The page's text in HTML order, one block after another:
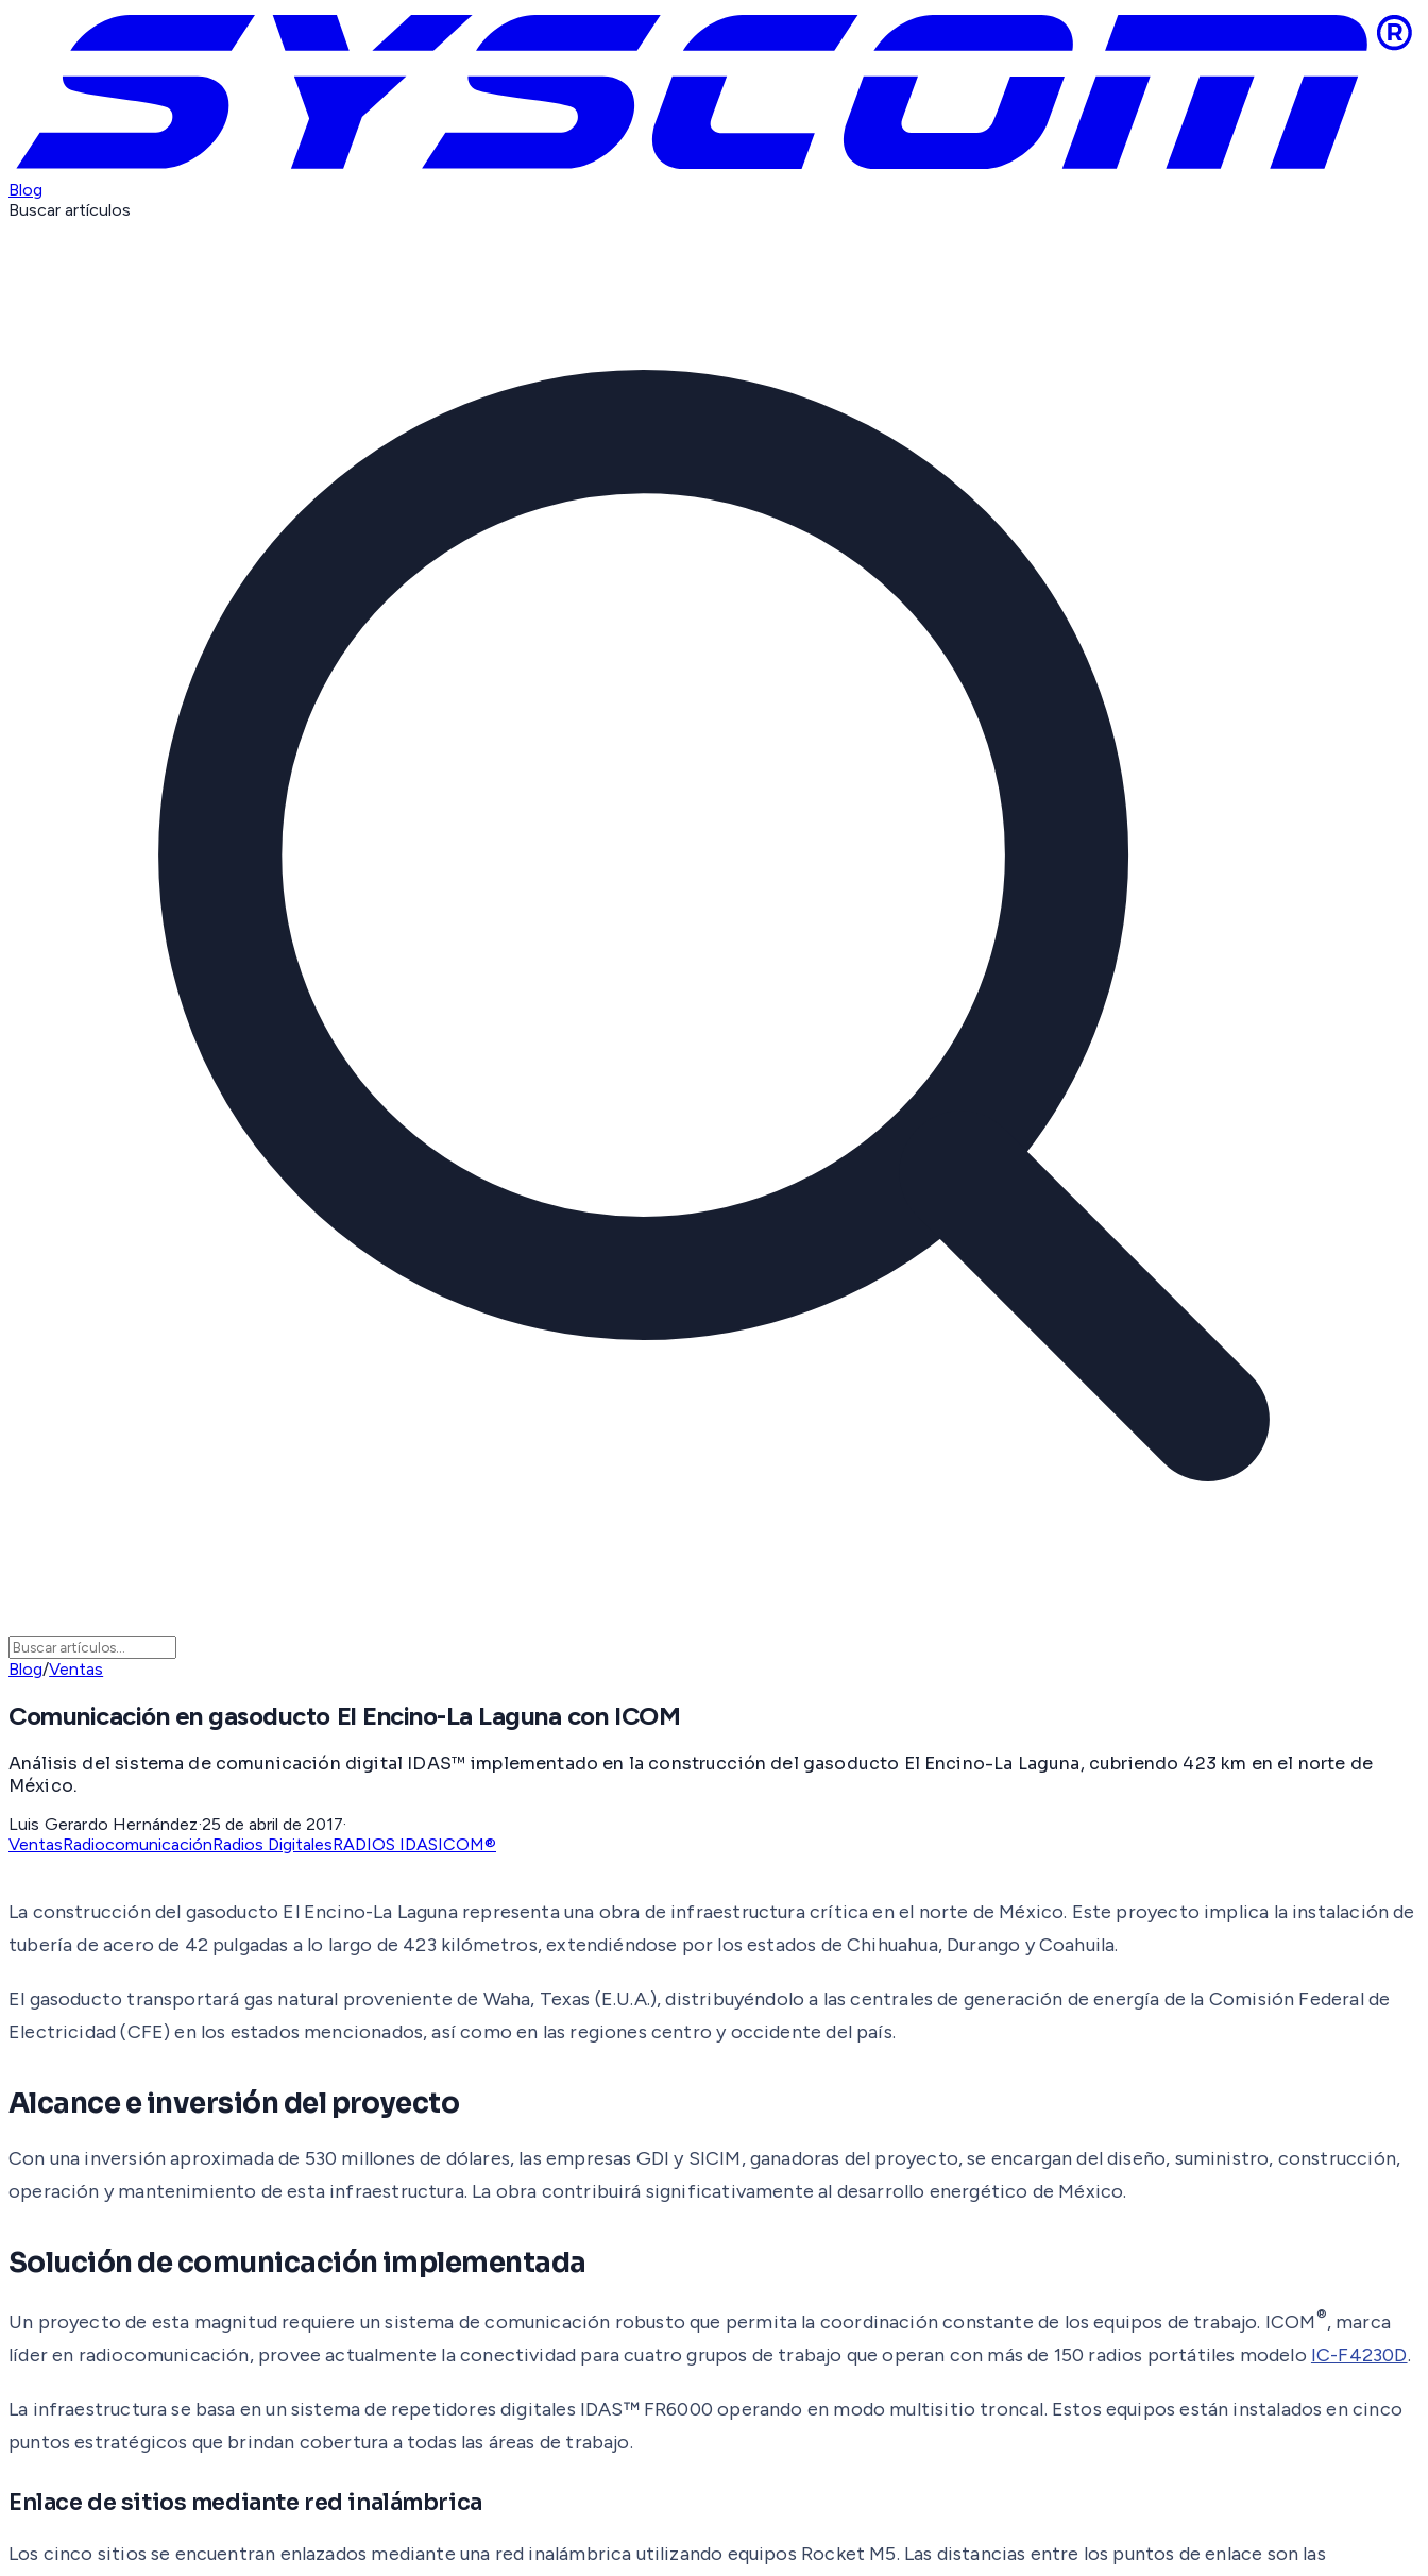
Blog
Buscar artículos
Blog/Ventas
Comunicación en gasoducto El Encino-La Laguna con ICOM
Análisis del sistema de comunicación digital IDAS™ implementado en la construcción del gasoducto El Encino-La Laguna, cubriendo 423 km en el norte de
México.
Luis Gerardo Hernández·25 de abril de 2017·
VentasRadiocomunicaciónRadios DigitalesRADIOS IDASICOM®
La construcción del gasoducto El Encino-La Laguna representa una obra de infraestructura crítica en el norte de México. Este proyecto implica la instalación de
tubería de acero de 42 pulgadas a lo largo de 423 kilómetros, extendiéndose por los estados de Chihuahua, Durango y Coahuila.
El gasoducto transportará gas natural proveniente de Waha, Texas (E.U.A.), distribuyéndolo a las centrales de generación de energía de la Comisión Federal de
Electricidad (CFE) en los estados mencionados, así como en las regiones centro y occidente del país.
Alcance e inversión del proyecto
Con una inversión aproximada de 530 millones de dólares, las empresas GDI y SICIM, ganadoras del proyecto, se encargan del diseño, suministro, construcción,
operación y mantenimiento de esta infraestructura. La obra contribuirá significativamente al desarrollo energético de México.
Solución de comunicación implementada
Un proyecto de esta magnitud requiere un sistema de comunicación robusto que permita la coordinación constante de los equipos de trabajo. ICOM®, marca
líder en radiocomunicación, provee actualmente la conectividad para cuatro grupos de trabajo que operan con más de 150 radios portátiles modelo IC-F4230D.
La infraestructura se basa en un sistema de repetidores digitales IDAS™ FR6000 operando en modo multisitio troncal. Estos equipos están instalados en cinco
puntos estratégicos que brindan cobertura a todas las áreas de trabajo.
Enlace de sitios mediante red inalámbrica
Los cinco sitios se encuentran enlazados mediante una red inalámbrica utilizando equipos Rocket M5. Las distancias entre los puntos de enlace son las